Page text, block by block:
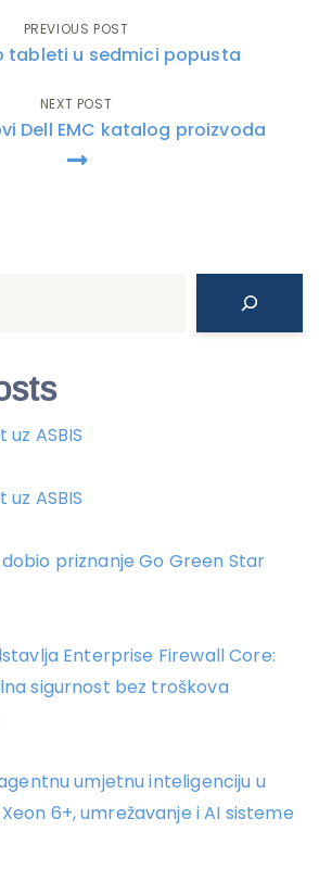
PREVIOUS POST
tableti u sedmici popusta
NEXT POST
Dell EMC katalog proizvoda
ASBIS
ASBIS
dobio priznanje Go Green Star
Enterprise Firewall Core:
sigurnost bez troškova
umjetnu inteligenciju u
6+, umrežavanje i AI sisteme